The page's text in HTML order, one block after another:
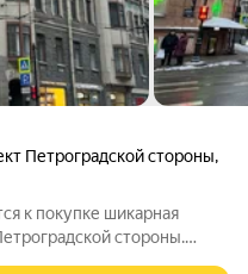
Петроградской стороны,
к покупке шикарная
стороны.